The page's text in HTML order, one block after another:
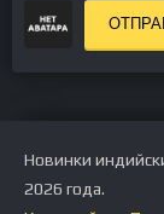
Новинки
2026 года.